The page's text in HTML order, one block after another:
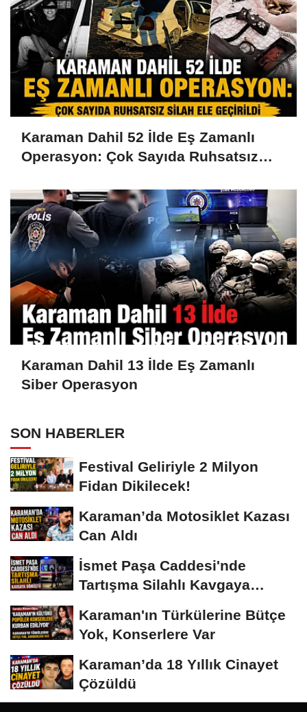
Karaman Dahil 52 İlde Eş Zamanlı
Operasyon: Çok Sayıda Ruhsatsız
Karaman Dahil 13 İlde Eş Zamanlı
Siber Operasyon
SON HABERLER
Festival Geliriyle 2 Milyon
Fidan Dikilecek!
Karaman’da Motosiklet Kazası
Can Aldı
İsmet Paşa Caddesi'nde
Tartışma Silahlı Kavgaya
Karaman'ın Türkülerine Bütçe
Yok, Konserlere Var
Karaman’da 18 Yıllık Cinayet
Çözüldü